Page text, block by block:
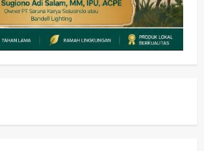
Keagamaan Pemerintahan
Pemkab Sidoarjo & Muhammadiyah
Sinergi Permudah Perizinan, Wakaf,